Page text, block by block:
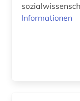
böhmen (1)
Informationen